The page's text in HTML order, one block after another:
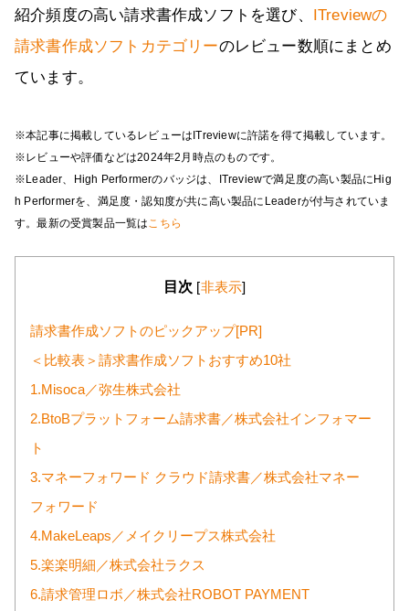
紹介頻度の高い請求書作成ソフトを選び、
ITreviewの
請求書作成ソフトカテゴリーのレビュー数順にまとめ
ています。
※本記事に掲載しているレビューはITreviewに許諾を得て掲載しています。
※レビューや評価などは2024年2月時点のものです。
※Leader、High Performerのバッジは、ITreviewで満足度の高い製品にHig
h Performerを、満足度・認知度が共に高い製品にLeaderが付与されていま
す。最新の受賞製品一覧はこちら
目次 [非表示]
請求書作成ソフトのピックアップ[PR]
＜比較表＞請求書作成ソフトおすすめ10社
1.Misoca／弥生株式会社
2.BtoBプラットフォーム請求書／株式会社インフォマー
ト
3.マネーフォワード クラウド請求書／株式会社マネー
フォワード
4.MakeLeaps／メイクリープス株式会社
5.楽楽明細／株式会社ラクス
6.請求管理ロボ／株式会社ROBOT PAYMENT